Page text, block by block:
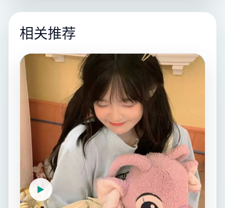
相关推荐